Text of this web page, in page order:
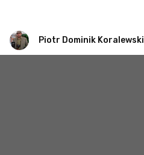
Piotr Dominik Koralewski